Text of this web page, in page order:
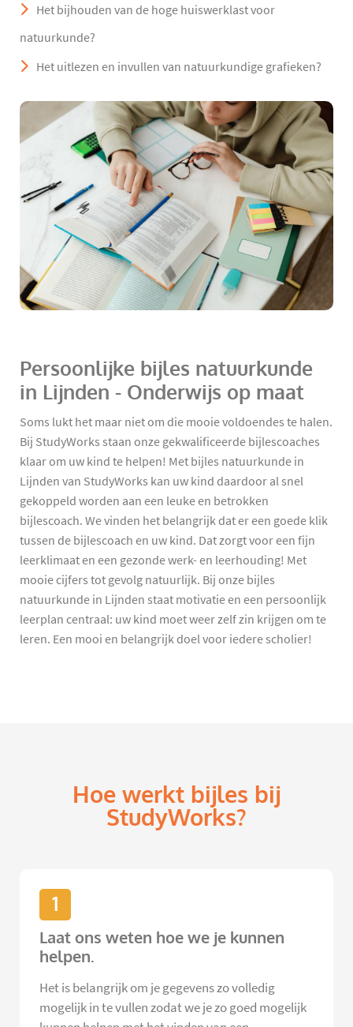
Het bijhouden van de hoge huiswerklast voor
natuurkunde?
Het uitlezen en invullen van natuurkundige grafieken?
Persoonlijke bijles natuurkunde
in Lijnden - Onderwijs op maat
Soms lukt het maar niet om die mooie voldoendes te halen.
Bij StudyWorks staan onze gekwalificeerde bijlescoaches
klaar om uw kind te helpen! Met bijles natuurkunde in
Lijnden van StudyWorks kan uw kind daardoor al snel
gekoppeld worden aan een leuke en betrokken
bijlescoach. We vinden het belangrijk dat er een goede klik
tussen de bijlescoach en uw kind. Dat zorgt voor een fijn
leerklimaat en een gezonde werk- en leerhouding! Met
mooie cijfers tot gevolg natuurlijk. Bij onze bijles
natuurkunde in Lijnden staat motivatie en een persoonlijk
leerplan centraal: uw kind moet weer zelf zin krijgen om te
leren. Een mooi en belangrijk doel voor iedere scholier!
Hoe werkt bijles bij
StudyWorks?
1
Laat ons weten hoe we je kunnen
helpen.
Het is belangrijk om je gegevens zo volledig
mogelijk in te vullen zodat we je zo goed mogelijk